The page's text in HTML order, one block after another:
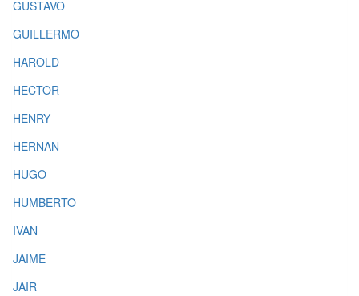
GUSTAVO
GUILLERMO
HAROLD
HECTOR
HENRY
HERNAN
HUGO
HUMBERTO
IVAN
JAIME
JAIR